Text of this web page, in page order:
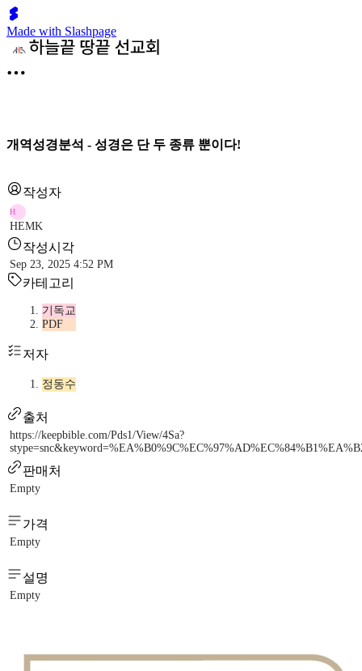
Made with Slashpage
개역성경분석 - 성경은 단 두 종류 뿐이다!
작성자
H
HEMK
작성시각
Sep 23, 2025 4:52 PM
카테고리
기독교
PDF
저자
정동수
출처
https://keepbible.com/Pds1/View/4Sa?
판매처
Empty
가격
Empty
설명
Empty